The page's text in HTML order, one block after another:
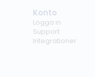
Konto
Logga in
Support
Integrationer